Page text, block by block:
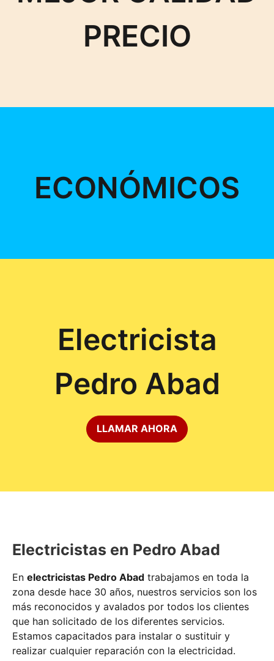
PRECIO
ECONÓMICOS
Electricista
Pedro Abad
LLAMAR AHORA
Electricistas en Pedro Abad
En electricistas Pedro Abad trabajamos en toda la
zona desde hace 30 años, nuestros servicios son los
más reconocidos y avalados por todos los clientes
que han solicitado de los diferentes servicios.
Estamos capacitados para instalar o sustituir y
realizar cualquier reparación con la electricidad.